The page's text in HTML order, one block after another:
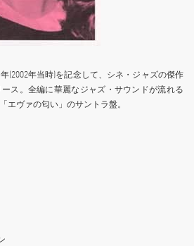
(2002年当時)を記念して、シネ・ジャズの傑作
ース。全編に華麗なジャズ・サウンドが流れる
エヴァの匂い」のサントラ盤。